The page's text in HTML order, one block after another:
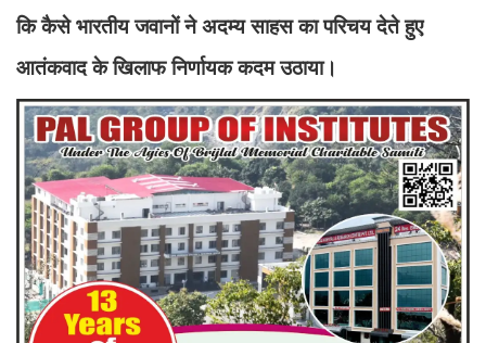
कि कैसे भारतीय जवानों ने अदम्य साहस का परिचय देते हुए
आतंकवाद के खिलाफ निर्णायक कदम उठाया।